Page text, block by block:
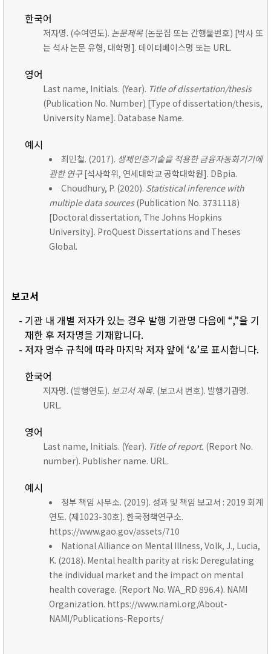
한국어
저자명. (수여연도). 논문제목(논문집 또는 간행물번호) [박사 또
는 석사 논문 유형, 대학명]. 데이터베이스명 또는 URL.
영어
Last name, Initials. (Year). Title of dissertation/thesis
(Publication No. Number) [Type of dissertation/thesis,
University Name]. Database Name.
예시
최민철. (2017). 생체인증기술을 적용한 금융자동화기기에
관한 연구[석사학위, 연세대학교 공학대학원]. DBpia.
Choudhury, P. (2020). Statistical inference with
multiple data sources(Publication No. 3731118)
[Doctoral dissertation, The Johns Hopkins
University]. ProQuest Dissertations and Theses
Global.
보고서
- 기관 내 개별 저자가 있는 경우 발행 기관명 다음에 “,”을 기
재한 후 저자명을 기재합니다.
- 저자 명수 규칙에 따라 마지막 저자 앞에 ‘&’로 표시합니다.
한국어
저자명. (발행연도). 보고서 제목. (보고서 번호). 발행기관명.
URL.
영어
Last name, Initials. (Year). Title of report. (Report No.
number). Publisher name. URL.
예시
정부 책임 사무소. (2019). 성과 및 책임 보고서 : 2019 회계
연도. (제1023-30호). 한국정책연구소.
https://www.gao.gov/assets/710
National Alliance on Mental Illness, Volk, J., Lucia,
K. (2018). Mental health parity at risk: Deregulating
the individual market and the impact on mental
health coverage. (Report No. WA_RD 896.4). NAMI
Organization. https://www.nami.org/About-
NAMI/Publications-Reports/